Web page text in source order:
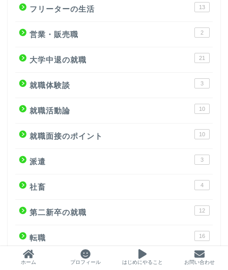
フリーターの生活 13
営業・販売職 2
大学中退の就職 21
就職体験談 3
就職活動論 10
就職面接のポイント 10
派遣 3
社畜 4
第二新卒の就職 12
転職 16
転職ノウハウ 4
ホーム プロフィール はじめにやること お問い合わせ